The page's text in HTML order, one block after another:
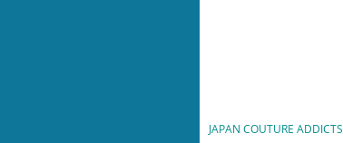
JAPAN COUTURE ADDICTS